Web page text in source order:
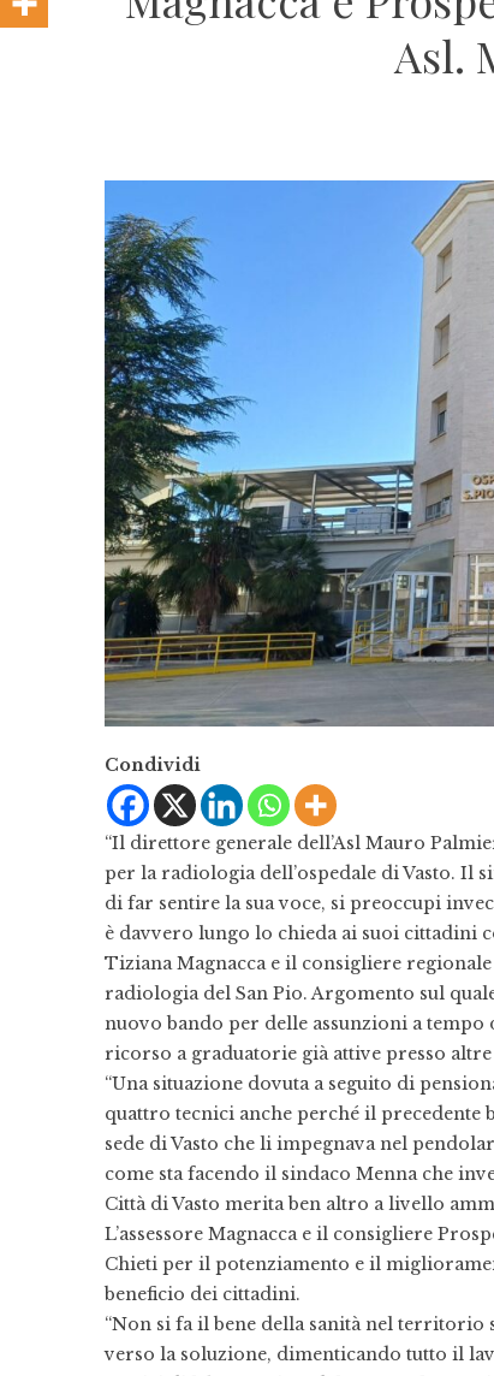
Asl.
Condividi
“Il direttore generale dell’Asl Mauro
per la radiologia dell’ospedale di Vasto. Il
di far sentire la sua voce, si preoccupi
è davvero lungo lo chieda ai suoi cittadini
Tiziana Magnacca e il consigliere
radiologia del San Pio. Argomento sul
nuovo bando per delle assunzioni a
ricorso a graduatorie già attive presso altre
“Una situazione dovuta a seguito di
quattro tecnici anche perché il precedente
sede di Vasto che li impegnava nel
come sta facendo il sindaco Menna che
Città di Vasto merita ben altro a livello
L’assessore Magnacca e il consigliere
Chieti per il potenziamento e il
beneficio dei cittadini.
“Non si fa il bene della sanità nel territorio
verso la soluzione, dimenticando tutto il